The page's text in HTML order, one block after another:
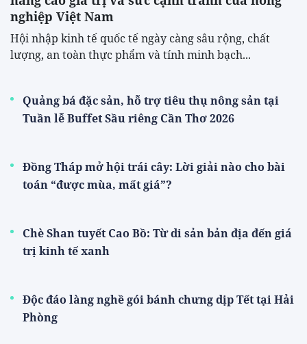
nghiệp Việt Nam
Hội nhập kinh tế quốc tế ngày càng sâu rộng, chất
lượng, an toàn thực phẩm và tính minh bạch...
Quảng bá đặc sản, hỗ trợ tiêu thụ nông sản tại
Tuần lễ Buffet Sầu riêng Cần Thơ 2026
Đồng Tháp mở hội trái cây: Lời giải nào cho bài
toán “được mùa, mất giá”?
Chè Shan tuyết Cao Bồ: Từ di sản bản địa đến giá
trị kinh tế xanh
Độc đáo làng nghề gói bánh chưng dịp Tết tại Hải
Phòng